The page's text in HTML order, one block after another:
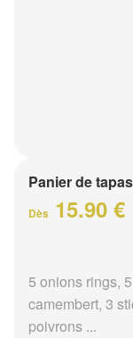
Panier de tapas
Dès 15.90 €
5 onions rings,
camembert, 3
poivrons ...